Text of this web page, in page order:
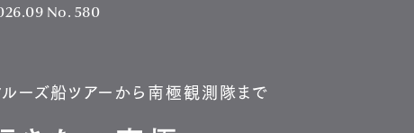
No. 580
ルーズ船ツアーから南極観測隊まで